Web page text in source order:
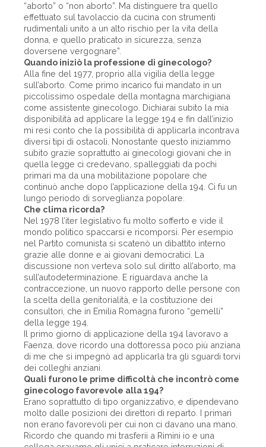
“aborto” o “non aborto”. Ma distinguere tra quello
effettuato sul tavolaccio da cucina con strumenti
rudimentali unito a un alto rischio per la vita della
donna, e quello praticato in sicurezza, senza
doversene vergognare”.
Quando iniziò la professione di ginecologo?
Alla fine del 1977, proprio alla vigilia della legge
sull’aborto. Come primo incarico fui mandato in un
piccolissimo ospedale della montagna marchigiana
come assistente ginecologo. Dichiarai subito la mia
disponibilità ad applicare la legge 194 e fin dall’inizio
mi resi conto che la possibilità di applicarla incontrava
diversi tipi di ostacoli. Nonostante questo iniziammo
subito grazie soprattutto ai ginecologi giovani che in
quella legge ci credevano, spalleggiati da pochi
primari ma da una mobilitazione popolare che
continuò anche dopo l’applicazione della 194. Ci fu un
lungo periodo di sorveglianza popolare.
Che clima ricorda?
Nel 1978 l’iter legislativo fu molto sofferto e vide il
mondo politico spaccarsi e ricomporsi. Per esempio
nel Partito comunista si scatenò un dibattito interno
grazie alle donne e ai giovani democratici. La
discussione non verteva solo sul diritto all’aborto, ma
sull’autodeterminazione. E riguardava anche la
contraccezione, un nuovo rapporto delle persone con
la scelta della genitorialità, e la costituzione dei
consultori, che in Emilia Romagna furono “gemelli”
della legge 194.
Il primo giorno di applicazione della 194 lavoravo a
Faenza, dove ricordo una dottoressa poco più anziana
di me che si impegnò ad applicarla tra gli sguardi torvi
dei colleghi anziani.
Quali furono le prime difficoltà che incontrò come
ginecologo favorevole alla 194?
Erano soprattutto di tipo organizzativo, e dipendevano
molto dalle posizioni dei direttori di reparto. I primari
non erano favorevoli per cui non ci davano una mano.
Ricordo che quando mi trasferii a Rimini io e una